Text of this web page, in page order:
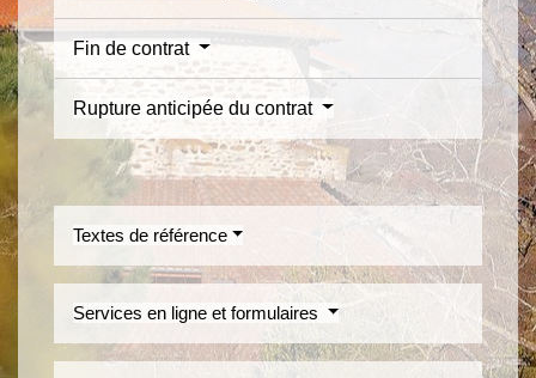
Fin de contrat
Rupture anticipée du contrat
Textes de référence
Services en ligne et formulaires